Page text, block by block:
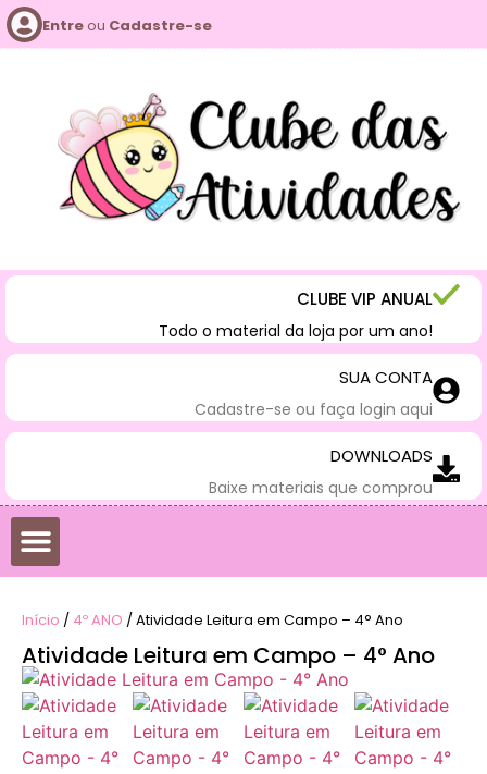
Entreou Cadastre-se
CLUBE VIP ANUAL
Todo o material da loja por um ano!
SUA CONTA
Cadastre-se ou faça login aqui
DOWNLOADS
Baixe materiais que comprou
Início / 4º ANO / Atividade Leitura em Campo – 4° Ano
Atividade Leitura em Campo – 4° Ano